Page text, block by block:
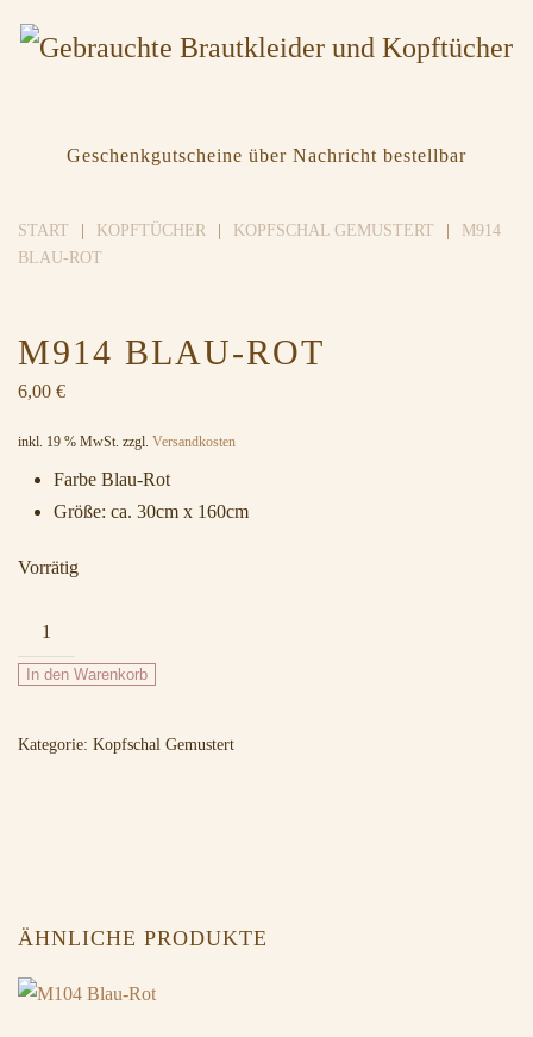
Geschenkgutscheine über Nachricht bestellbar
START KOPFTÜCHER KOPFSCHAL GEMUSTERT
M914
BLAU-ROT
M914 BLAU-ROT
6,00 €
inkl. 19 % MwSt. zzgl. Versandkosten
Farbe Blau-Rot
Größe: ca. 30cm x 160cm
Vorrätig
M914
Blau-
Rot
In den Warenkorb
Kategorie: Kopfschal Gemustert
ÄHNLICHE PRODUKTE